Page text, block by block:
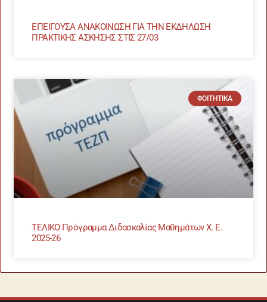
ΕΠΕΙΓΟΥΣΑ ΑΝΑΚΟΙΝΩΣΗ ΓΙΑ ΤΗΝ ΕΚΔΗΛΩΣΗ
ΠΡΑΚΤΙΚΗΣ ΑΣΚΗΣΗΣ ΣΤΙΣ 27/03
ΦΟΙΤΗΤΙΚΆ
ΤΕΛΙΚΟ Πρόγραμμα Διδασκαλίας Μαθημάτων Χ. Ε.
2025-26